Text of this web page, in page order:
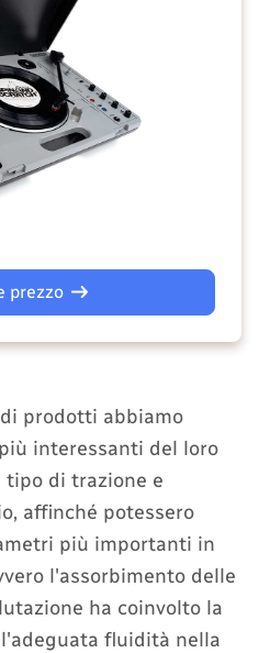
prezzo
prodotti abbiamo
interessanti del loro
tipo di trazione e
affinché potessero
più importanti in
l'assorbimento delle
ha coinvolto la
fluidità nella